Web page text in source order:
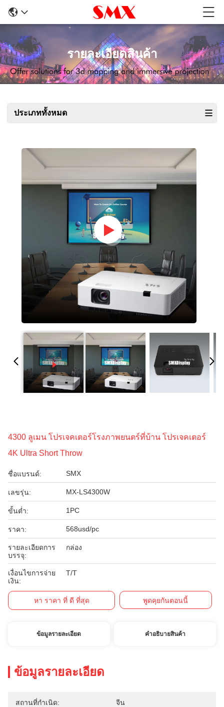
รายละเอียดสินค้า
ประเภททั้งหมด
4300 ลูเมน โปรเจคเตอร์โรงภาพยนตร์ที่บ้าน โปรเจคเตอร์
4K Ultra Short Throw
ชื่อแบรนด์: SMX
เลขรุ่น: MX-LS4300W
ขั้นต่ำ: 1PC
ราคา: 568usd/pc
รายละเอียดการ
บรรจุ:
กล่อง
เงื่อนไขการจ่าย
เงิน:
T/T
หา ราคา ที่ ดี ที่สุด พูดคุยกันตอนนี้
ข้อมูลรายละเอียด คําอธิบายสินค้า
ข้อมูลรายละเอียด
สถานที่กำเนิด: จีน